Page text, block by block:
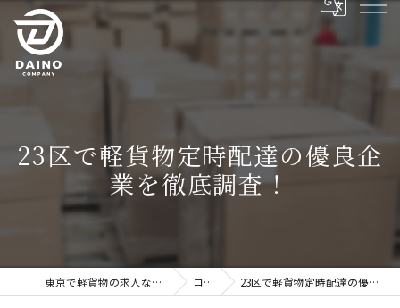
23区で軽貨物定時配達の優良企
業を徹底調査！
東京で軽貨物の求人ならDAINO株式会社 コラム 23区で軽貨物定時配達の優良企業を徹底調査！